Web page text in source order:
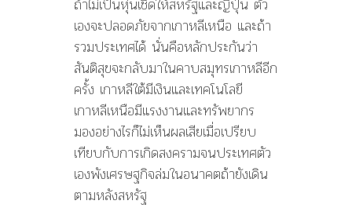
ถ้าไม่เป็นหุ่นเชิดให้สหรัฐและญี่ปุ่น ตัว
เองจะปลอดภัยจากเกาหลีเหนือ และถ้า
รวมประเทศได้ นั่นคือหลักประกันว่า
สันติสุขจะกลับมาในคาบสมุทรเกาหลีอีก
ครั้ง เกาหลีใต้มีเงินและเทคโนโลยี
เกาหลีเหนือมีแรงงานและทรัพยากร
มองอย่างไรก็ไม่เห็นผลเสียเมื่อเปรียบ
เทียบกับการเกิดสงครามจนประเทศตัว
เองพังเศรษฐกิจล่มในอนาคตถ้ายังเดิน
ตามหลังสหรัฐ